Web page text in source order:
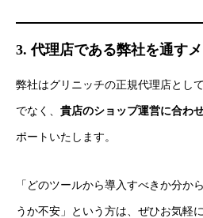
3. 代理店である弊社を通す
弊社はグリニッチの正規代理店とし
でなく、 貴店のショップ運営に合わ
ポートいたします。
「どのツールから導入すべきか分か
うか不安」という方は、ぜひお気軽